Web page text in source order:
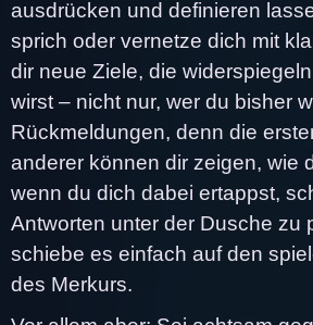
ausdrücken und definieren
sprich oder vernetze dich mit
dir neue Ziele, die
wirst – nicht nur, wer du bisher
Rückmeldungen, denn die
anderer können dir zeigen, wie
wenn du dich dabei ertappst,
Antworten unter der Dusche zu
schiebe es einfach auf den
des Merkurs.